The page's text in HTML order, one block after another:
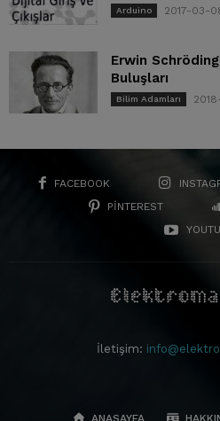
Arduino 2017-03-
Erwin
Buluşları
Bilim Adamları
FACEBOOK
PINTEREST
İletişim:
ANASAYFA